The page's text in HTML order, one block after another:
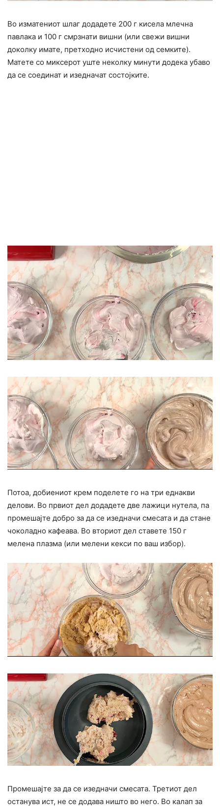
Во изматениот шлаг додадете 200 г кисела млечна
павлака и 100 г смрзнати вишни (или свежи вишни
доколку имате, претходно исчистени од семките).
Матете со миксерот уште неколку минути додека убаво
да се соединат и изедначат состојките.
Потоа, добиениот крем поделете го на три еднакви
делови. Во првиот дел додадете две лажици нутела, па
промешајте добро за да се изедначи смесата и да стане
чоколадно кафеава. Во вториот дел ставете 150 г
мелена плазма (или мелени кекси по ваш избор).
Промешајте за да се изедначи смесата. Третиот дел
останува ист, не се додава ништо во него. Во калап за